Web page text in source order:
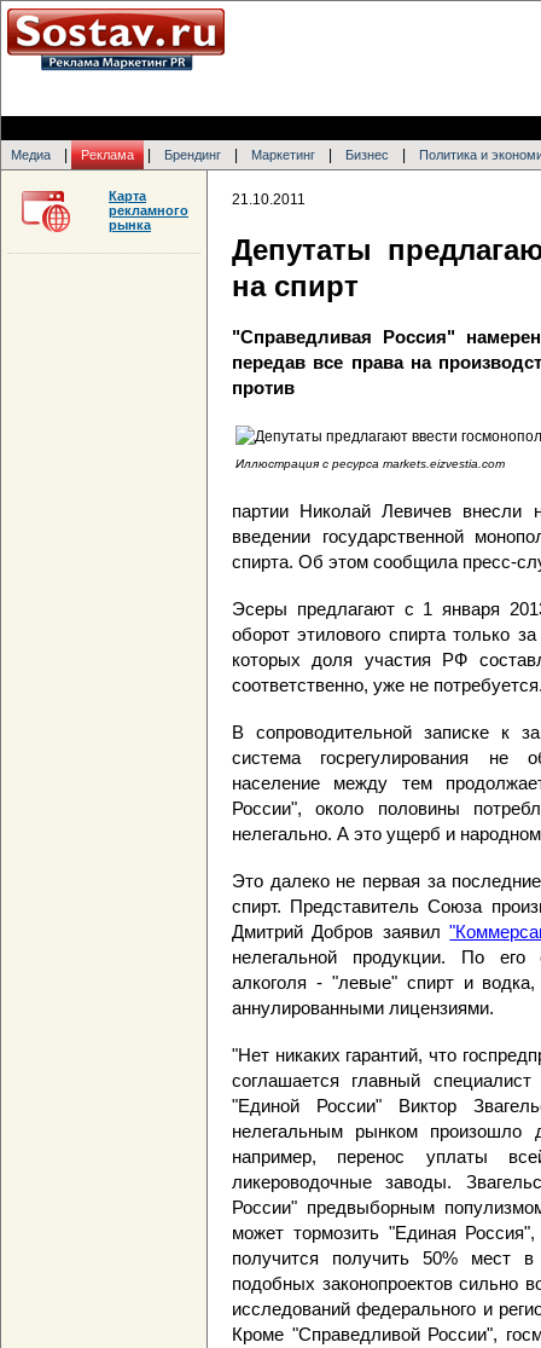
Медиа Реклама Брендинг Маркетинг Бизнес Политика и
21.10.2011
Депутаты
на спирт
"Справедливая Россия"
передав все права на
против
Иллюстрация с ресурса markets.eizvestia.com
партии Николай Левичев внесли
введении государственной
спирта. Об этом сообщила пресс-
Эсеры предлагают с 1 января
оборот этилового спирта только
которых доля участия РФ
соответственно, уже не
В сопроводительной записке к
система госрегулирования не
население между тем
России", около половины
нелегально. А это ущерб и
Это далеко не первая за
спирт. Представитель Союза
Дмитрий Добров заявил
нелегальной продукции. По его
алкоголя - "левые" спирт и
аннулированными лицензиями.
"Нет никаких гарантий, что
соглашается главный
"Единой России" Виктор
нелегальным рынком произошло
например, перенос уплаты
ликероводочные заводы.
России" предвыборным
может тормозить "Единая
получится получить 50% мест
подобных законопроектов сильно
исследований федерального и
Кроме "Справедливой России",
Карта
рекламного
рынка